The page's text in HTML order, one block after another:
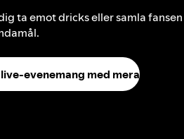
ta emot dricks eller samla fansen
med mera